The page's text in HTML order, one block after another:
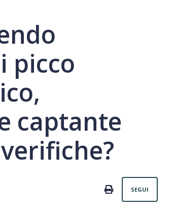
picco
captante
PRINT
SEGUI